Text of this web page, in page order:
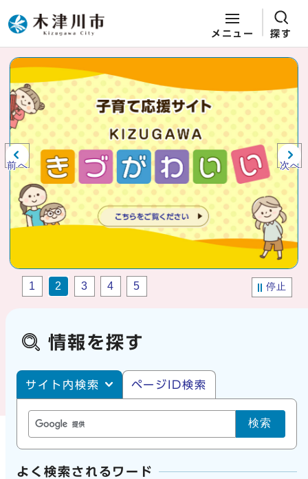
ページの先頭です
メニュー 探す
ここから本文です
ビジュアルエリア。木津川市役所か
らの紹介、お知らせ。
前へ 次へ
停止
1 2 3 4 5
情報を探す
サイト内・ページID検索
サイト内検索 ページID検索
検索
よく検索されるワード